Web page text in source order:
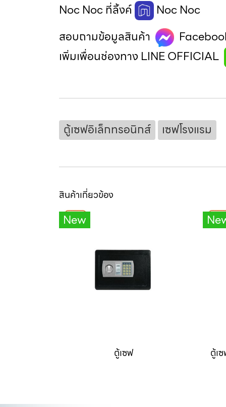
Noc Noc ที่ลิ้งค์
Noc Noc
สอบถามข้อมูลสินค้า
เพิ่มเพื่อนช่องทาง LINE OFFICIAL
ตู้เซฟอิเล็กทรอนิกส์ เซฟโรงแรม
สินค้าเกี่ยวข้อง
New
ตู้เซฟ